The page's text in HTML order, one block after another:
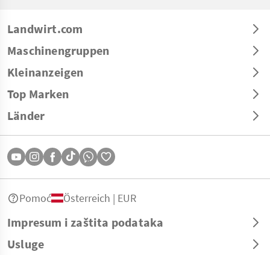
Landwirt.com
Maschinengruppen
Kleinanzeigen
Top Marken
Länder
Impresum i zaštita podataka
Usluge
Pomoć Österreich | EUR